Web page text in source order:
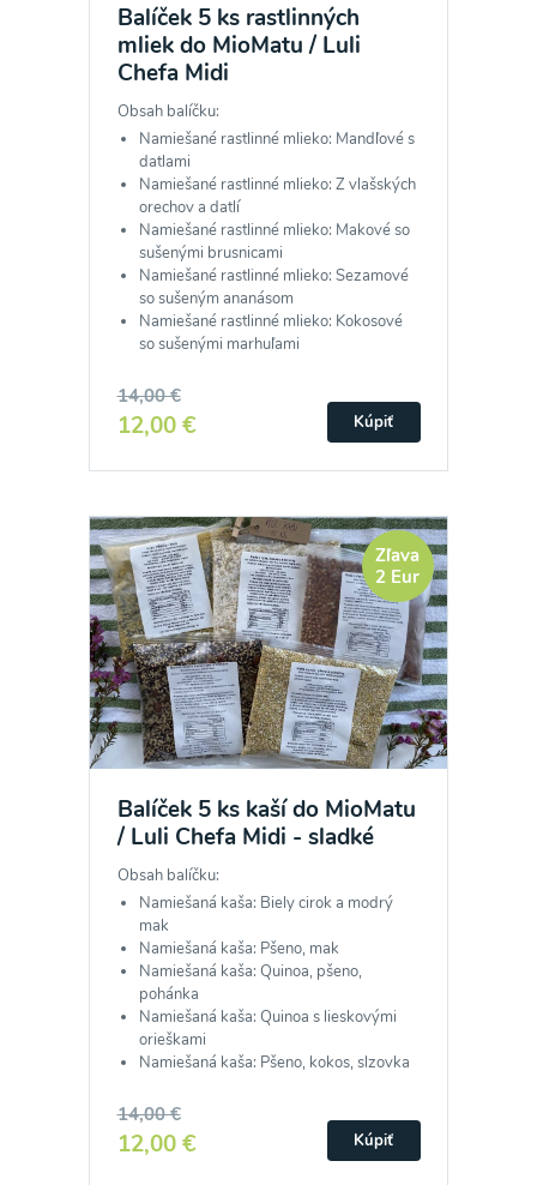
Balíček 5 ks rastlinných
mliek do MioMatu / Luli
Chefa Midi
Obsah balíčku:
Namiešané rastlinné mlieko: Mandľové s
datlami
Namiešané rastlinné mlieko: Z vlašských
orechov a datlí
Namiešané rastlinné mlieko: Makové so
sušenými brusnicami
Namiešané rastlinné mlieko: Sezamové
so sušeným ananásom
Namiešané rastlinné mlieko: Kokosové
so sušenými marhuľami
14,00 €
12,00 € Kúpiť
Zľava
2 Eur
Balíček 5 ks kaší do MioMatu
/ Luli Chefa Midi - sladké
Obsah balíčku:
Namiešaná kaša: Biely cirok a modrý
mak
Namiešaná kaša: Pšeno, mak
Namiešaná kaša: Quinoa, pšeno,
pohánka
Namiešaná kaša: Quinoa s lieskovými
orieškami
Namiešaná kaša: Pšeno, kokos, slzovka
14,00 €
12,00 € Kúpiť